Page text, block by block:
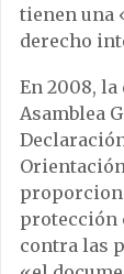
tienen una
derecho
En 2008, la
Asamblea
protección
contra las